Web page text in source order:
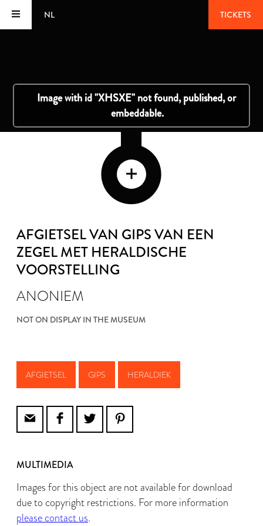
NL TICKETS
AFGIETSEL VAN GIPS VAN EEN
ZEGEL MET HERALDISCHE
VOORSTELLING
ANONIEM
NOT ON DISPLAY IN THE MUSEUM
AFGIETSEL GIPS HERALDIEK
MULTIMEDIA
Images for this object are not available for download
due to copyright restrictions. For more information
please contact us.